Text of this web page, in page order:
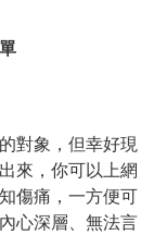
對象，但幸好現
來，你可以上網
傷痛，一方便可
心深層、無法言